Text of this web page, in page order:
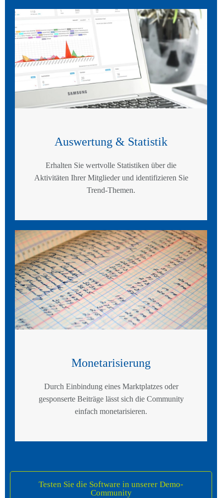
Auswertung & Statistik
Erhalten Sie wertvolle Statistiken über die
Aktivitäten Ihrer Mitglieder und identifizieren Sie
Trend-Themen.
Monetarisierung
Durch Einbindung eines Marktplatzes oder
gesponserte Beiträge lässt sich die Community
einfach monetarisieren.
Testen Sie die Software in unserer Demo-
Community